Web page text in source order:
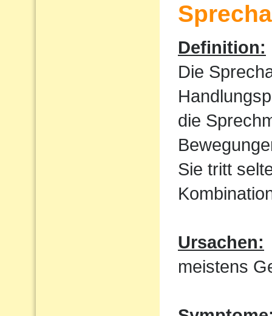
Definition:
Die
die
Sie tritt
Ursachen:
meistens